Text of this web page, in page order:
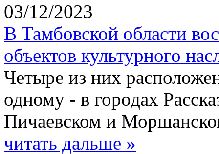
03/12/2023
В Тамбовской области
объектов культурного
Четыре из них
одному - в городах
Пичаевском и
читать дальше »